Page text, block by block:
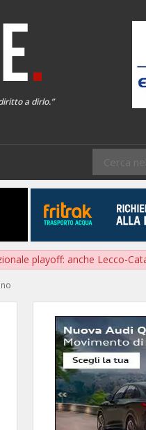
a dirlo.”
playoff: anche Lecco-